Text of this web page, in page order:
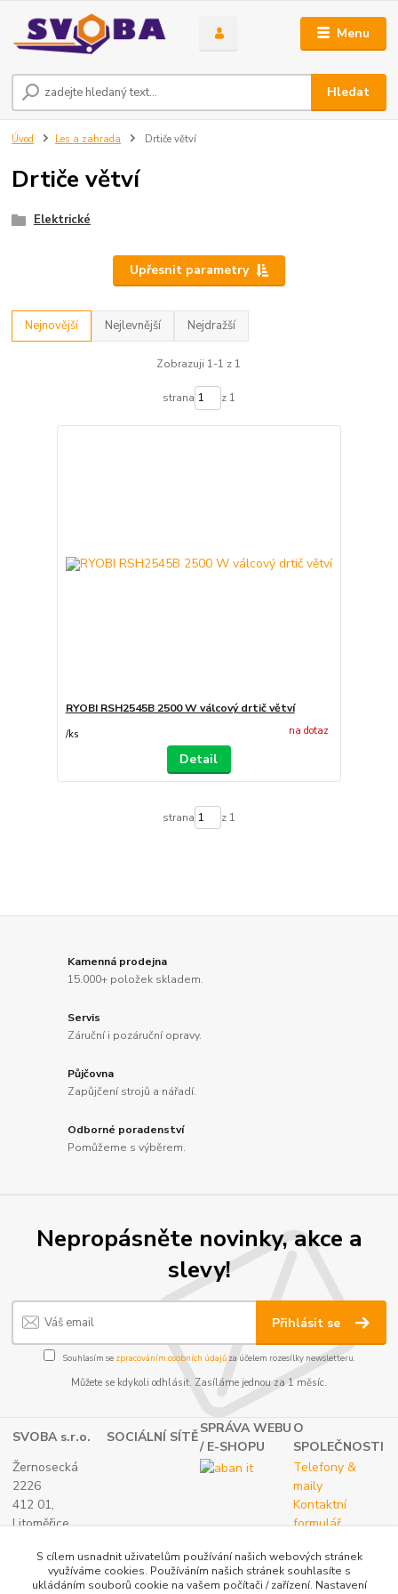
Menu
Hledat
Úvod Les a zahrada Drtiče větví
Drtiče větví
Elektrické
Upřesnit parametry
Nejnovější Nejlevnější Nejdražší
Zobrazuji 1-1 z 1
strana z 1
RYOBI RSH2545B 2500 W válcový drtič větví
/ks na dotaz
Detail
strana z 1
Kamenná prodejna
15.000+ položek skladem.
Servis
Záruční i pozáruční opravy.
Půjčovna
Zapůjčení strojů a nářadí.
Odborné poradenství
Pomůžeme s výběrem.
Nepropásněte novinky, akce a
slevy!
Přihlásit se
Souhlasím se zpracováním osobních údajůza účelem rozesílky newsletteru.
Můžete se kdykoli odhlásit. Zasíláme jednou za 1 měsíc.
SVOBA s.r.o. SOCIÁLNÍ SÍTĚ
SPRÁVA WEBU
/ E-SHOPU
O
SPOLEČNOSTI
Žernosecká
2226
412 01,
Litoměřice
(+420) 416 733
Telefony &
maily
Kontaktní
formulář
S cílem usnadnit uživatelům používání našich webových stránek
využíváme cookies. Používáním našich stránek souhlasíte s
ukládáním souborů cookie na vašem počítači / zařízení. Nastavení